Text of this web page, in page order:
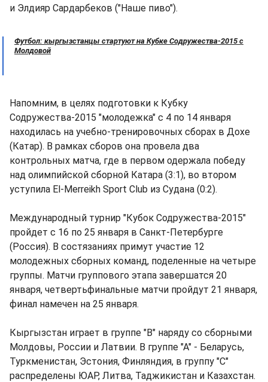
и Элдияр Сардарбеков ("Наше пиво").
Футбол: кыргызстанцы стартуют на Кубке Содружества-2015 с
Молдовой
Напомним, в целях подготовки к Кубку
Содружества-2015 "молодежка" с 4 по 14 января
находилась на учебно-тренировочных сборах в Дохе
(Катар). В рамках сборов она провела два
контрольных матча, где в первом одержала победу
над олимпийской сборной Катара (3:1), во втором
уступила Еl-Merreikh Sport Club из Судана (0:2).
Международный турнир "Кубок Содружества-2015"
пройдет с 16 по 25 января в Санкт-Петербурге
(Россия). В состязаниях примут участие 12
молодежных сборных команд, поделенные на четыре
группы. Матчи группового этапа завершатся 20
января, четвертьфинальные матчи пройдут 21 января,
финал намечен на 25 января.
Кыргызстан играет в группе "В" наряду со сборными
Молдовы, России и Латвии. В группе "А" - Беларусь,
Туркменистан, Эстония, Финляндия, в группу "С"
распределены ЮАР, Литва, Таджикистан и Казахстан.